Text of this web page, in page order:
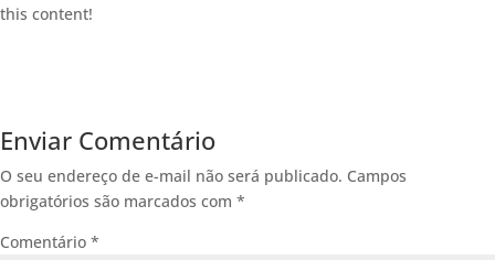
this content!
Enviar Comentário
O seu endereço de e-mail não será publicado. Campos
obrigatórios são marcados com *
Comentário *